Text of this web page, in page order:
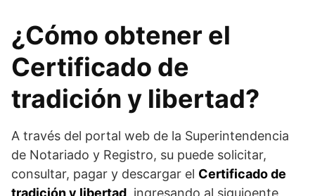
¿Cómo obtener el
Certificado de
tradición y libertad?
A través del portal web de la Superintendencia
de Notariado y Registro, su puede solicitar,
consultar, pagar y descargar el Certificado de
tradición y libertad , ingresando al siguioente